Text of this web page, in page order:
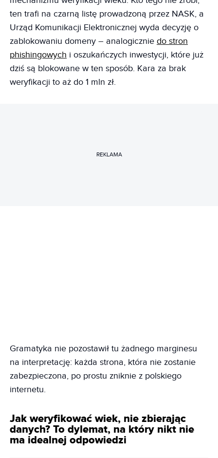
ten trafi na czarną listę prowadzoną przez NASK, a
Urząd Komunikacji Elektronicznej wyda decyzję o
zablokowaniu domeny – analogicznie do stron
phishingowych i oszukańczych inwestycji, które już
dziś są blokowane w ten sposób. Kara za brak
weryfikacji to aż do 1 mln zł.
REKLAMA
Gramatyka nie pozostawił tu żadnego marginesu
na interpretację: każda strona, która nie zostanie
zabezpieczona, po prostu zniknie z polskiego
internetu.
Jak weryfikować wiek, nie zbierając
danych? To dylemat, na który nikt nie
ma idealnej odpowiedzi